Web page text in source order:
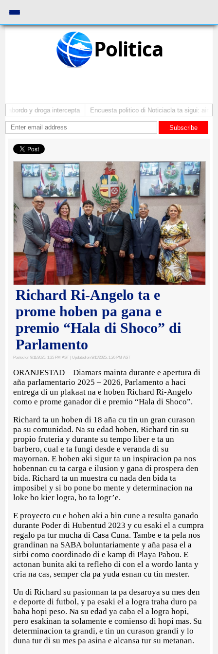
Politica
abordo y droga intercepta Encuesta politico di Noticiacla ta sigui: ainda
Subscribe
Richard Ri-Angelo ta e
prome hoben pa gana e
premio “Hala di Shoco” di
Parlamento
Posted on 9/11/2025, 1:25 PM AST | Updated on 9/11/2025, 1:26 PM AST
ORANJESTAD – Diamars mainta durante e apertura di
aña parlamentario 2025 – 2026, Parlamento a haci
entrega di un plakaat na e hoben Richard Ri-Angelo
como e prome ganador di e premio “Hala di Shoco”.
Richard ta un hoben di 18 aña cu tin un gran curason
pa su comunidad. Na su edad hoben, Richard tin su
propio fruteria y durante su tempo liber e ta un
barbero, cual e ta fungi desde e veranda di su
mayornan. E hoben aki sigur ta un inspiracion pa nos
hobennan cu ta carga e ilusion y gana di prospera den
bida. Richard ta un muestra cu nada den bida ta
imposibel y si bo pone bo mente y determinacion na
loke bo kier logra, bo ta logr’e.
E proyecto cu e hoben aki a bin cune a resulta ganado
durante Poder di Hubentud 2023 y cu esaki el a cumpra
regalo pa tur mucha di Casa Cuna. Tambe e ta pela nos
grandinan na SABA boluntariamente y aña pasa el a
sirbi como coordinado di e kamp di Playa Pabou. E
actonan bunita aki ta refleho di con el a wordo lanta y
cria na cas, semper cla pa yuda esnan cu tin mester.
Un di Richard su pasionnan ta pa desaroya su mes den
e deporte di futbol, y pa esaki el a logra traha duro pa
baha hopi peso. Na su edad ya caba el a logra hopi,
pero esakinan ta solamente e comienso di hopi mas. Su
determinacion ta grandi, e tin un curason grandi y lo
duna tur di su mes pa asina e alcansa tur su metanan.